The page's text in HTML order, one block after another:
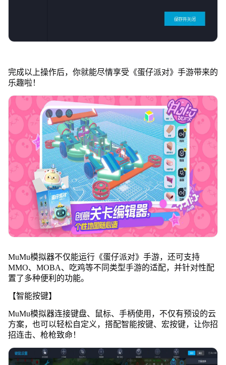
完成以上操作后，你就能尽情享受《蛋仔派对》手游带来的
乐趣啦！
MuMu模拟器不仅能运行《蛋仔派对》手游，还可支持
MMO、MOBA、吃鸡等不同类型手游的适配，并针对性配
置了多种便利的功能。
【智能按键】
MuMu模拟器连接键盘、鼠标、手柄使用，不仅有预设的云
方案，也可以轻松自定义，搭配智能按键、宏按键，让你招
招连击、枪枪致命！